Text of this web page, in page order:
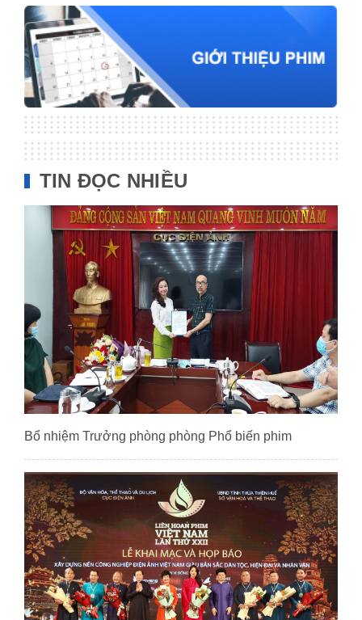
TIN ĐỌC NHIỀU
Bổ nhiệm Trưởng phòng phòng Phổ biến phim